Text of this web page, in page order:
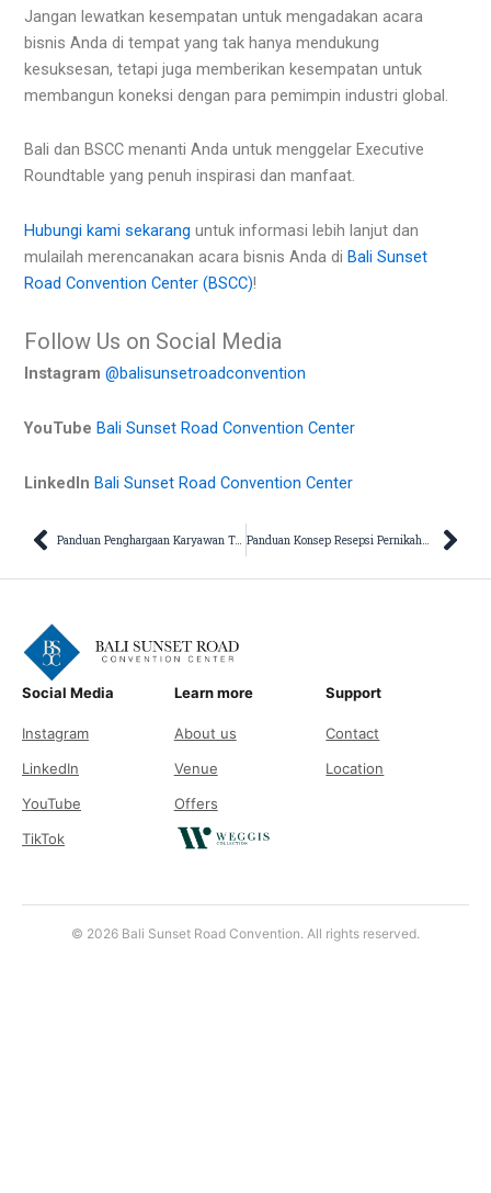
Jangan lewatkan kesempatan untuk mengadakan acara
bisnis Anda di tempat yang tak hanya mendukung
kesuksesan, tetapi juga memberikan kesempatan untuk
membangun koneksi dengan para pemimpin industri global.
Bali dan BSCC menanti Anda untuk menggelar Executive
Roundtable yang penuh inspirasi dan manfaat.
Hubungi kami sekaranguntuk informasi lebih lanjut dan
mulailah merencanakan acara bisnis Anda diBali Sunset
Road Convention Center (BSCC)!
Follow Us on Social Media
Instagram @balisunsetroadconvention
YouTube Bali Sunset Road Convention Center
LinkedIn Bali Sunset Road Convention Center
Prev Panduan Penghargaan Karyawan Terbaik untuk Bisnis dan Korporat Panduan Konsep Resepsi Pernikahan Outdoor yang Sempurna
Social Media
Instagram
LinkedIn
YouTube
TikTok
Learn more
About us
Venue
Offers
Support
Contact
Location
© 2026 Bali Sunset Road Convention. All rights reserved.